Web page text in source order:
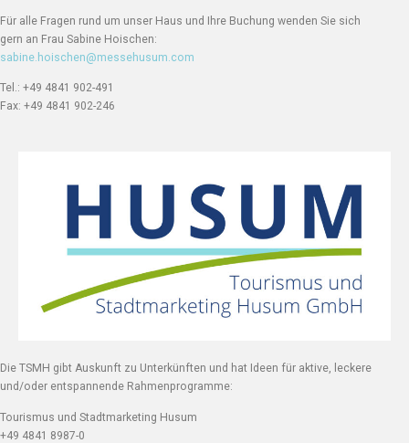
Für alle Fragen rund um unser Haus und Ihre Buchung wenden Sie sich
gern an Frau Sabine Hoischen:
sabine.hoischen@messehusum.com
Tel.: +49 4841 902-491
Fax: +49 4841 902-246
Die TSMH gibt Auskunft zu Unterkünften und hat Ideen für aktive, leckere
und/oder entspannende Rahmenprogramme:
Tourismus und Stadtmarketing Husum
+49 4841 8987-0